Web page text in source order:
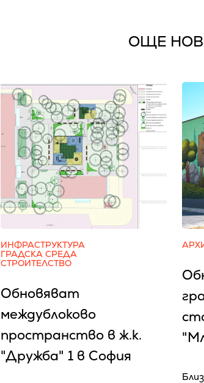
ОЩЕ
ИНФРАСТРУКТУРА
ГРАДСКА СРЕДА
СТРОИТЕЛСТВО
Обновяват
междублоково
пространство в ж.к.
"Дружба" 1 в София